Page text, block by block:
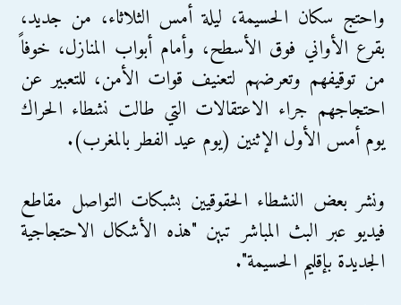
واحتج سكان الحسيمة، ليلة أمس الثلاثاء، من جديد،
بقرع الأواني فوق الأسطح، وأمام أبواب المنازل، خوفاً
من توقيفهم وتعرضهم لتعنيف قوات الأمن، للتعبير عن
احتجاجهم جراء الاعتقالات التي طالت نشطاء الحراك
يوم أمس الأول الإثنين (يوم عيد الفطر بالمغرب).
ونشر بعض النشطاء الحقوقيين بشبكات التواصل مقاطع
فيديو عبر البث المباشر تبين "هذه الأشكال الاحتجاجية
الجديدة بإقليم الحسيمة".